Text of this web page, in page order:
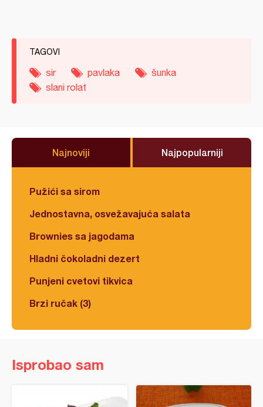
TAGOVI
sir pavlaka
šunka
slani rolat
Najnoviji Najpopularniji
Pužići sa sirom
Jednostavna, osvežavajuća salata
Brownies sa jagodama
Hladni čokoladni dezert
Punjeni cvetovi tikvica
Brzi ručak (3)
Isprobao sam